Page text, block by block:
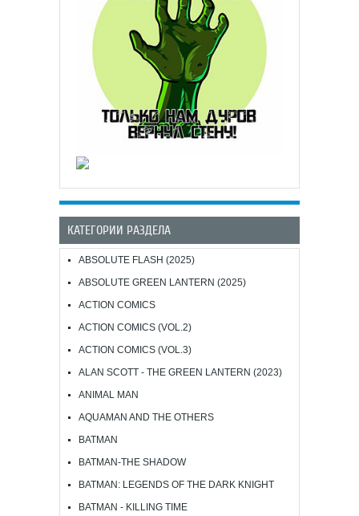
КАТЕГОРИИ РАЗДЕЛА
ABSOLUTE FLASH (2025)
ABSOLUTE GREEN LANTERN (2025)
ACTION COMICS
ACTION COMICS (VOL.2)
ACTION COMICS (VOL.3)
ALAN SCOTT - THE GREEN LANTERN (2023)
ANIMAL MAN
AQUAMAN AND THE OTHERS
BATMAN
BATMAN-THE SHADOW
BATMAN: LEGENDS OF THE DARK KNIGHT
BATMAN - KILLING TIME